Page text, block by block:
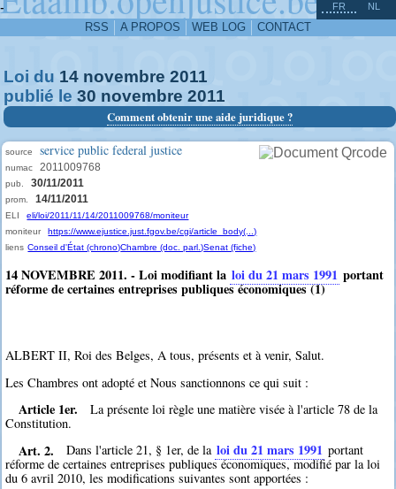
-
RSS A PROPOS WEB LOG CONTACT
FR NL
Loi du 14 novembre 2011
publié le 30 novembre 2011
Comment obtenir une aide juridique ?
source service public federal justice
numac 2011009768
pub. 30/11/2011
prom. 14/11/2011
ELI
eli/loi/2011/11/14/2011009768/moniteur
moniteur
https://www.ejustice.just.fgov.be/cgi/article_body(...)
liens Conseil d'État (chrono)Chambre (doc. parl.)Senat (fiche)
14 NOVEMBRE 2011. - Loi modifiant la loi du 21 mars 1991 portant
réforme de certaines entreprises publiques économiques (1)
ALBERT II, Roi des Belges, A tous, présents et à venir, Salut.
Les Chambres ont adopté et Nous sanctionnons ce qui suit :
Article 1er.
La présente loi règle une matière visée à l'article 78 de la
Constitution.
Art. 2. Dans l'article 21, § 1er, de la loi du 21 mars 1991 portant
réforme de certaines entreprises publiques économiques, modifié par la loi
du 6 avril 2010, les modifications suivantes sont apportées :
^